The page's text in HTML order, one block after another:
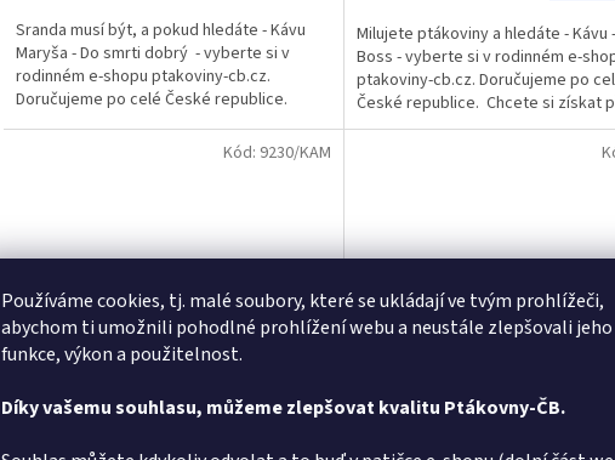
Používáme cookies, tj. malé soubory, které se ukládají ve tvým prohlížeči,
abychom ti umožnili pohodlné prohlížení webu a neustále zlepšovali jeho
funkce, výkon a použitelnost.
Díky vašemu souhlasu, můžeme zlepšovat kvalitu Ptákovny-ČB.
z
5
hvězdiček.
Sranda musí být, a pokud hledáte - Kávu
Maryša - Do smrti dobrý - vyberte si v
rodinném e-shopu ptakoviny-cb.cz.
Doručujeme po celé České republice.
Pokud jste...
Milujete ptákoviny a hledáte - Kávu
Boss - vyberte si v rodinném e-
ptakoviny-cb.cz. Doručujeme po
České republice. Chcete si získat
samotného...
Hůl se zvonkem pro důchodce
Kód: 9230/KAM
Hůl se zvonkem světlá